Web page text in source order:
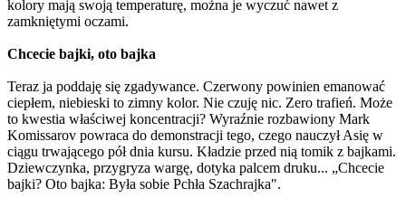
kolory mają swoją temperaturę, można je wyczuć nawet z
zamkniętymi oczami.
Chcecie bajki, oto bajka
Teraz ja poddaję się zgadywance. Czerwony powinien emanować
ciepłem, niebieski to zimny kolor. Nie czuję nic. Zero trafień. Może
to kwestia właściwej koncentracji? Wyraźnie rozbawiony Mark
Komissarov powraca do demonstracji tego, czego nauczył Asię w
ciągu trwającego pół dnia kursu. Kładzie przed nią tomik z bajkami.
Dziewczynka, przygryza wargę, dotyka palcem druku... „Chcecie
bajki? Oto bajka: Była sobie Pchła Szachrajka".